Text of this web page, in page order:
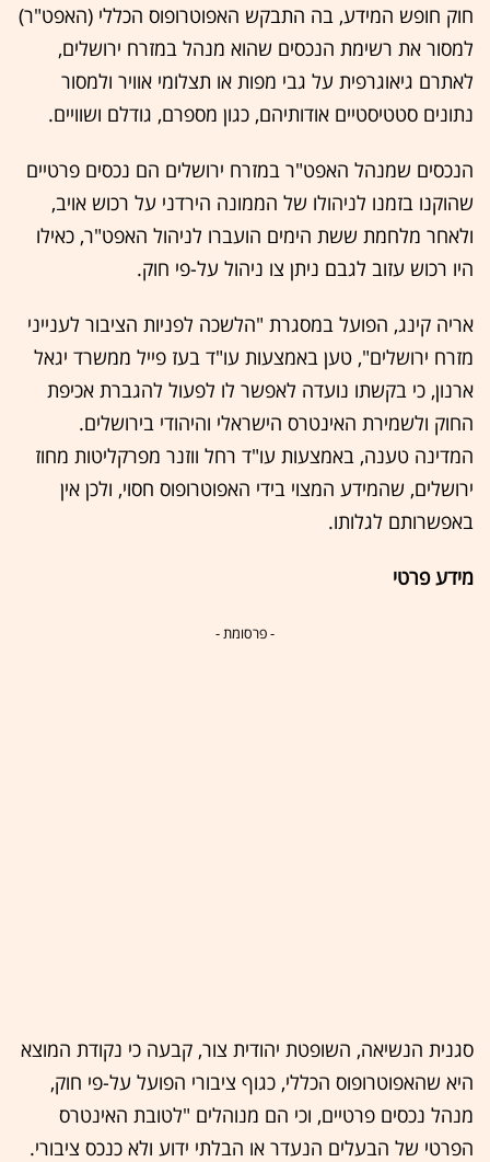
חוק חופש המידע, בה התבקש האפוטרופוס הכללי (האפט"ר)
למסור את רשימת הנכסים שהוא מנהל במזרח ירושלים,
לאתרם גיאוגרפית על גבי מפות או תצלומי אוויר ולמסור
נתונים סטטיסטיים אודותיהם, כגון מספרם, גודלם ושוויים.
הנכסים שמנהל האפט"ר במזרח ירושלים הם נכסים פרטיים
שהוקנו בזמנו לניהולו של הממונה הירדני על רכוש אויב,
ולאחר מלחמת ששת הימים הועברו לניהול האפט"ר, כאילו
היו רכוש עזוב לגבם ניתן צו ניהול על-פי חוק.
אריה קינג, הפועל במסגרת "הלשכה לפניות הציבור לענייני
מזרח ירושלים", טען באמצעות עו"ד בעז פייל ממשרד יגאל
ארנון, כי בקשתו נועדה לאפשר לו לפעול להגברת אכיפת
החוק ולשמירת האינטרס הישראלי והיהודי בירושלים.
המדינה טענה, באמצעות עו"ד רחל ווזנר מפרקליטות מחוז
ירושלים, שהמידע המצוי בידי האפוטרופוס חסוי, ולכן אין
באפשרותם לגלותו.
מידע פרטי
- פרסומת -
סגנית הנשיאה, השופטת יהודית צור, קבעה כי נקודת המוצא
היא שהאפוטרופוס הכללי, כגוף ציבורי הפועל על-פי חוק,
מנהל נכסים פרטיים, וכי הם מנוהלים "לטובת האינטרס
הפרטי של הבעלים הנעדר או הבלתי ידוע ולא כנכס ציבורי.